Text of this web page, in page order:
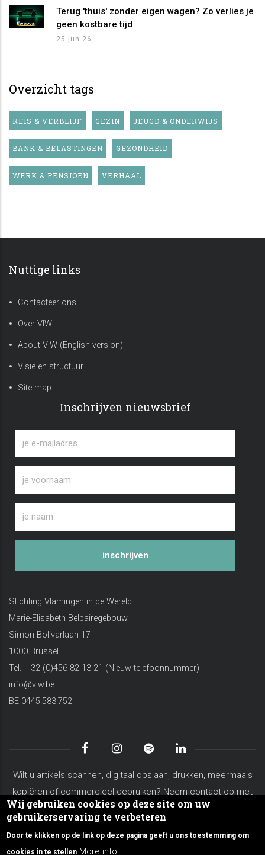
Terug 'thuis' zonder eigen wagen? Zo verlies je
geen kostbare tijd
25 jun 26
Overzicht tags
REIS & VERBLIJF GEZIN JEUGD & ONDERWIJS
BANK & BELASTINGEN GEZONDHEID
WERK & PENSIOEN VERHAAL
Nuttige links
Contacteer ons
Over VIW
About VIW (English version)
Visie en structuur
Site map
Inschrijven nieuwsbrief
inschrijven
Stichting Vlamingen in de Wereld
Marie-Elisabeth Belpairegebouw
Simon Bolivarlaan 17
1000 Brussel
Tel.: +32 (0)456 82 13 21 (Nieuw telefoonnummer)
info@viw.be
BE 0445.583.752
Wilt u artikels scannen, digitaal opslaan, drukken, meermaals
kopiëren of commercieel gebruiken? Neem contact op met
koen.vanderschaeghe@viw.be
Algemene voorwaarden Privacy Policy
Site Map
Over VIW
Wij gebruiken cookies op deze site om uw
gebruikerservaring te verbeteren
Door te klikken op de link op deze pagina geeft u ons toestemming om
cookies in te stellen More info